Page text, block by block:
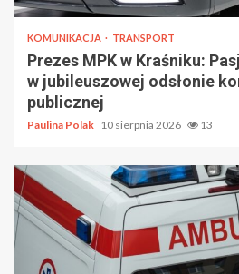
KOMUNIKACJA TRANSPORT
Prezes MPK w Kraśniku:
w jubileuszowej odsłonie
publicznej
Paulina Polak 10 sierpnia 2026 13